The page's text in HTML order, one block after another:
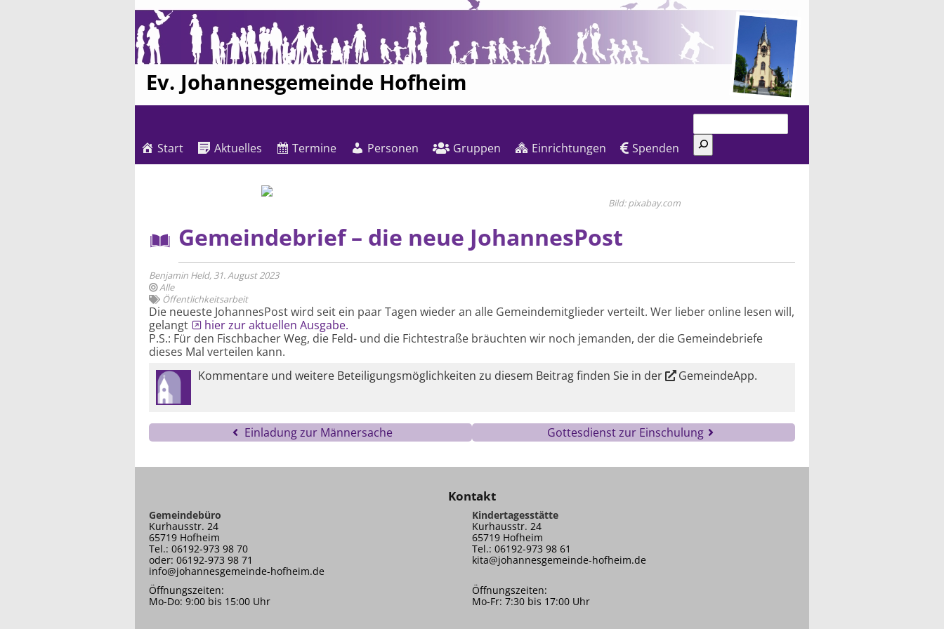
Ev. Johannesgemeinde Hofheim
Start Aktuelles Termine Personen Gruppen Einrichtungen Spenden
Suchen
pixabay.com
Gemeindebrief – die neue JohannesPost
Benjamin Held, 31. August 2023
Alle
Öffentlichkeitsarbeit
Die neueste JohannesPost wird seit ein paar Tagen wieder an alle Gemeindemitglieder verteilt. Wer lieber online lesen will,
gelangt
hier zur aktuellen Ausgabe.
P.S.: Für den Fischbacher Weg, die Feld- und die Fichtestraße bräuchten wir noch jemanden, der die Gemeindebriefe
dieses Mal verteilen kann.
Kommentare und weitere Beteiligungsmöglichkeiten zu diesem Beitrag finden Sie in der
GemeindeApp.
Einladung zur Männersache Gottesdienst zur Einschulung
Kontakt
Gemeindebüro
Kurhausstr. 24
65719 Hofheim
Tel.: 06192-973 98 70
oder: 06192-973 98 71
info@johannesgemeinde-hofheim.de
Öffnungszeiten:
Mo-Do: 9:00 bis 15:00 Uhr
Kindertagesstätte
Kurhausstr. 24
65719 Hofheim
Tel.: 06192-973 98 61
kita@johannesgemeinde-hofheim.de
Öffnungszeiten:
Mo-Fr: 7:30 bis 17:00 Uhr